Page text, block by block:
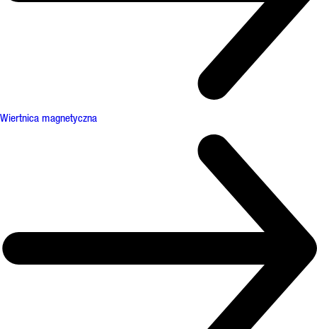
Wiertnica magnetyczna